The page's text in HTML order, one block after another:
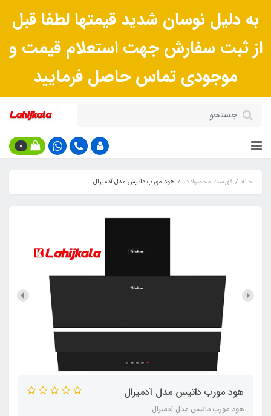
به دلیل نوسان شدید قیمتها لطفا قبل
از ثبت سفارش جهت استعلام قیمت و
موجودی تماس حاصل فرمایید
0
خانه فهرست محصولات هود مورب داتیس مدل آدمیرال
هود مورب داتیس مدل آدمیرال
هود مورب داتیس مدل آدمیرال